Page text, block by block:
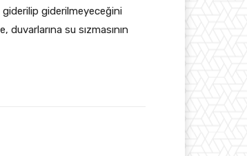
giderilip giderilmeyeceğini
su sızmasının